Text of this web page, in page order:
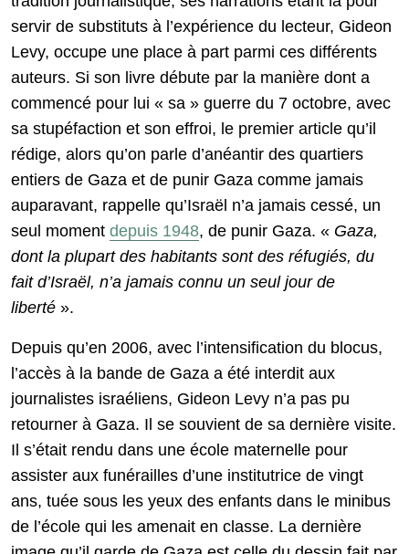
servir de substituts à l’expérience du lecteur, Gideon
Levy, occupe une place à part parmi ces différents
auteurs. Si son livre débute par la manière dont a
commencé pour lui « sa » guerre du 7 octobre, avec
sa stupéfaction et son effroi, le premier article qu’il
rédige, alors qu’on parle d’anéantir des quartiers
entiers de Gaza et de punir Gaza comme jamais
auparavant, rappelle qu’Israël n’a jamais cessé, un
seul moment depuis 1948, de punir Gaza. « Gaza,
dont la plupart des habitants sont des réfugiés, du
fait d’Israël, n’a jamais connu un seul jour de
liberté ».
Depuis qu’en 2006, avec l’intensification du blocus,
l’accès à la bande de Gaza a été interdit aux
journalistes israéliens, Gideon Levy n’a pas pu
retourner à Gaza. Il se souvient de sa dernière visite.
Il s’était rendu dans une école maternelle pour
assister aux funérailles d’une institutrice de vingt
ans, tuée sous les yeux des enfants dans le minibus
de l’école qui les amenait en classe. La dernière